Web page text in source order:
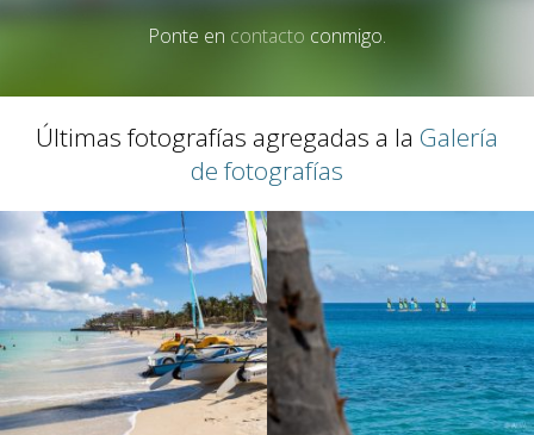
Ponte en contacto conmigo.
Últimas fotografías agregadas a la Galería
de fotografías